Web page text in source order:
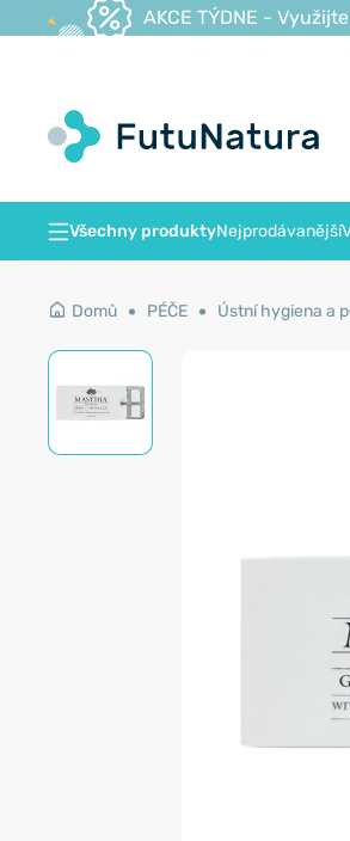
AKCE TÝDNE -
Všechny produktyNejprodávanější
Domů PÉČE Ústní hygiena a